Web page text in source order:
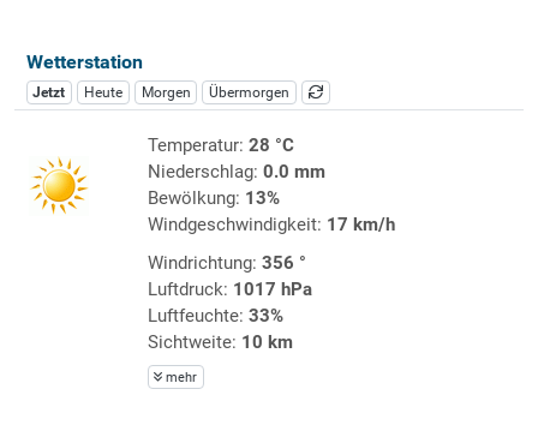
Wetterstation
Jetzt Heute Morgen Übermorgen
Temperatur: 28 °C
Niederschlag: 0.0 mm
Bewölkung: 13%
Windgeschwindigkeit: 17 km/h
Windrichtung: 356 °
Luftdruck: 1017 hPa
Luftfeuchte: 33%
Sichtweite: 10 km
mehr